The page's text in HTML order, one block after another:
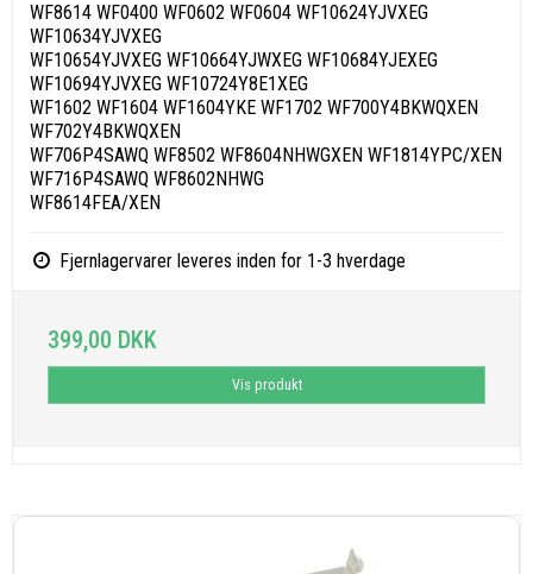
WF8614 WF0400 WF0602 WF0604 WF10624YJVXEG
WF10634YJVXEG
WF10654YJVXEG WF10664YJWXEG WF10684YJEXEG
WF10694YJVXEG WF10724Y8E1XEG
WF1602 WF1604 WF1604YKE WF1702 WF700Y4BKWQXEN
WF702Y4BKWQXEN
WF706P4SAWQ WF8502 WF8604NHWGXEN WF1814YPC/XEN
WF716P4SAWQ WF8602NHWG
WF8614FEA/XEN
Fjernlagervarer leveres inden for 1-3 hverdage
399,00 DKK
Vis produkt